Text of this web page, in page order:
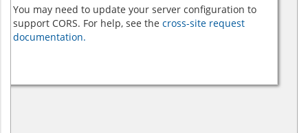
You may need to update your server configuration to
support CORS. For help, see the cross-site request
documentation.